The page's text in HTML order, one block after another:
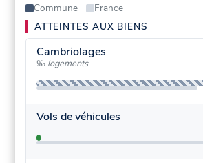
Commune
France
ATTEINTES AUX BIENS
Cambriolages
‰ logements
Vols de véhicules